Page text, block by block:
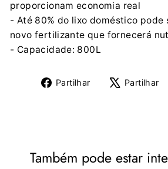
proporcionam economia real
- Até 80% do lixo doméstico pode
novo fertilizante que fornecerá
- Capacidade: 800L
Partilhar
PartilhePartilhar
Também pode estar